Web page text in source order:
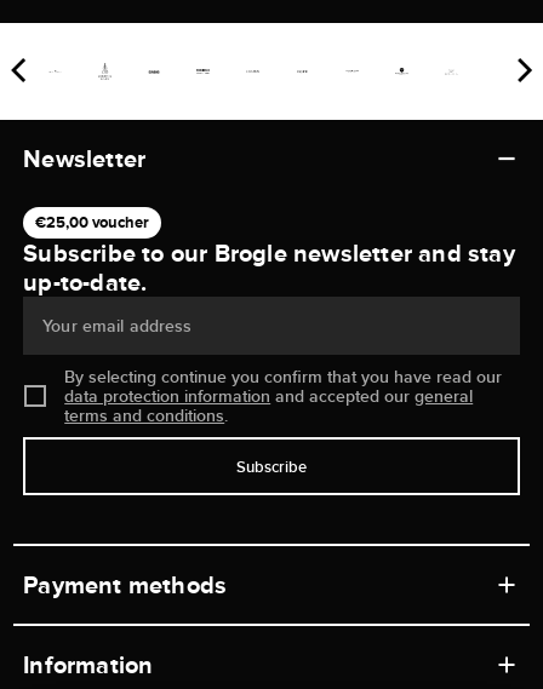
Newsletter
€25,00 voucher
Subscribe to our Brogle newsletter and stay
up-to-date.
Your email address
By selecting continue you confirm that you have read our
data protection information and accepted ourgeneral
terms and conditions.
Subscribe
Payment methods
Information